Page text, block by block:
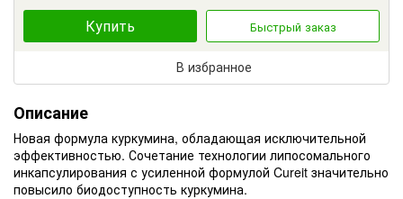
Купить Быстрый заказ
В избранное
Описание
Новая формула куркумина, обладающая исключительной
эффективностью. Сочетание технологии липосомального
инкапсулирования с усиленной формулой Cureit значительно
повысило биодоступность куркумина.